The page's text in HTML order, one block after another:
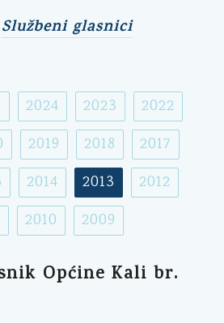
Službeni glasnici
2024 2023
2022
2019 2018
2017
2014 2013
2012
2010 2009
Općine Kali br.